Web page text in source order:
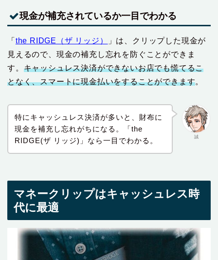
現金が補充されているか一目でわかる
「 the RIDGE（ザ リッジ）
」は、クリップした現金が
見えるので、現金の補充し忘れを防ぐことができま
す。 キャッシュレス決済ができないお店でも慌てるこ
となく、スマートに現金払いをすることができます。
誠
特にキャッシュレス決済が多いと、財布に
現金を補充し忘れがちになる。「the
RIDGE(ザ リッジ)」なら一目でわかる。
マネークリップはキャッシュレス時
代に最適